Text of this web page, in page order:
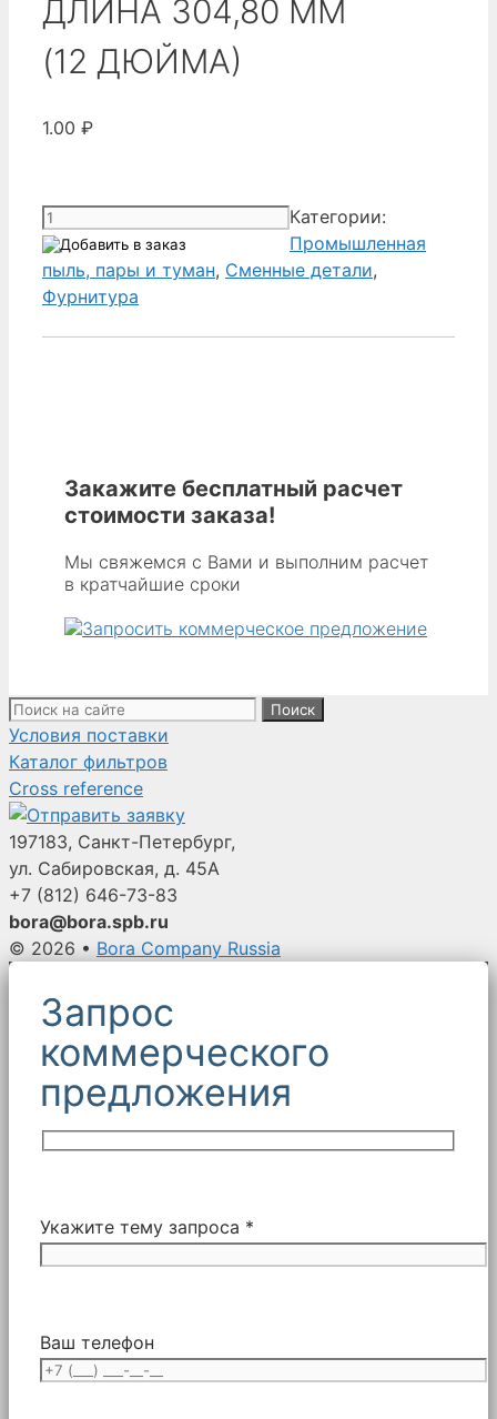
ДЛИНА 304,80 ММ
(12 ДЮЙМА)
1.00 ₽
Количество
товара
Donaldson
0300500
Категории:
Промышленная
пыль, пары и туман, Сменные детали,
Фурнитура
Закажите бесплатный расчет
стоимости заказа!
Мы свяжемся с Вами и выполним расчет
в кратчайшие сроки
Поиск:
Условия поставки
Каталог фильтров
Cross reference
197183, Санкт-Петербург,
ул. Сабировская, д. 45А
+7 (812) 646-73-83
bora@bora.spb.ru
© 2026 • Bora Company Russia
Запрос
коммерческого
предложения
Укажите тему запроса *
Ваш телефон